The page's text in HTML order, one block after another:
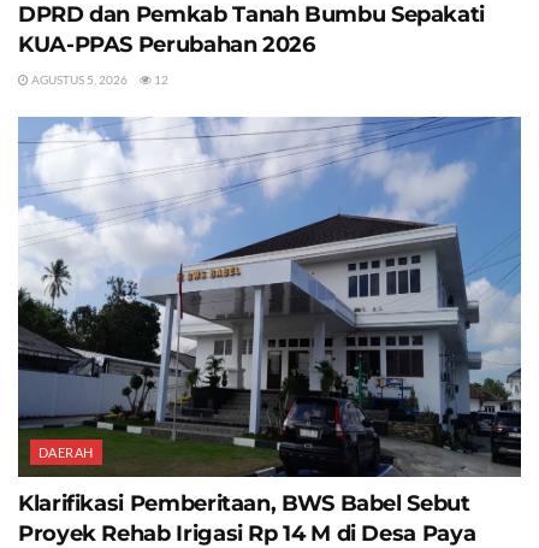
DPRD dan Pemkab Tanah Bumbu Sepakati
KUA-PPAS Perubahan 2026
AGUSTUS 5, 2026 12
DAERAH
Klarifikasi Pemberitaan, BWS Babel Sebut
Proyek Rehab Irigasi Rp 14 M di Desa Paya